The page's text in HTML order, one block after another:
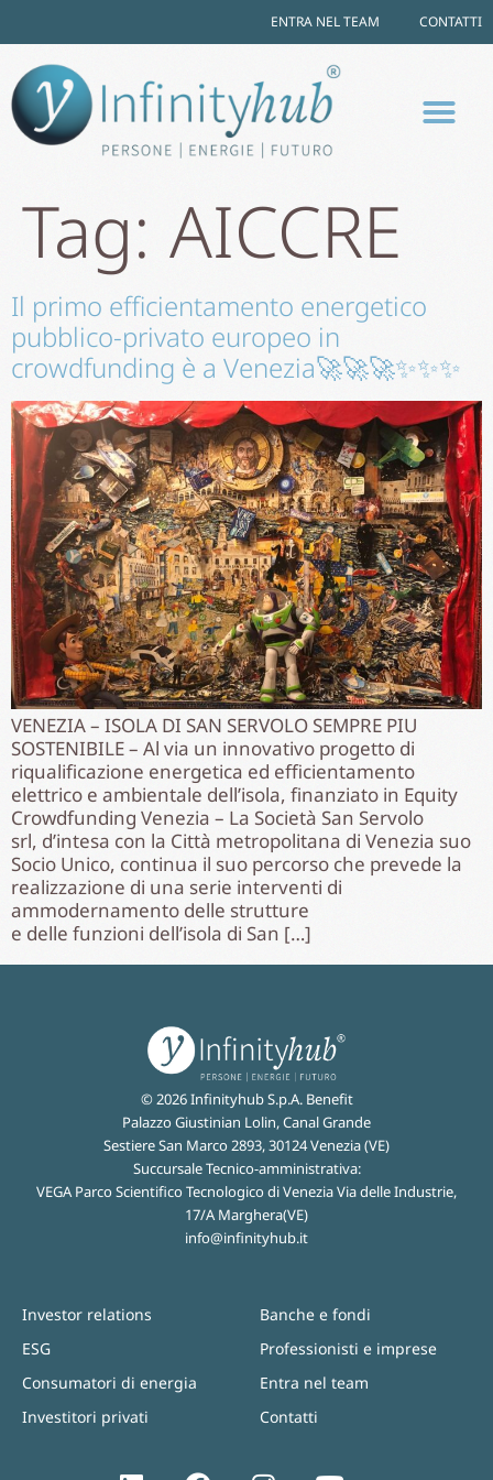
ENTRA NEL TEAM CONTATTI
Tag: AICCRE
Il primo efficientamento energetico
pubblico-privato europeo in
crowdfunding è a Venezia🚀🚀🚀✨✨✨
VENEZIA – ISOLA DI SAN SERVOLO SEMPRE PIU
SOSTENIBILE – Al via un innovativo progetto di
riqualificazione energetica ed efficientamento
elettrico e ambientale dell’isola, finanziato in Equity
Crowdfunding Venezia – La Società San Servolo
srl, d’intesa con la Città metropolitana di Venezia suo
Socio Unico, continua il suo percorso che prevede la
realizzazione di una serie interventi di
ammodernamento delle strutture
e delle funzioni dell’isola di San […]
© 2026 Infinityhub S.p.A. Benefit
Palazzo Giustinian Lolin, Canal Grande
Sestiere San Marco 2893, 30124 Venezia (VE)
Succursale Tecnico-amministrativa:
VEGA Parco Scientifico Tecnologico di Venezia Via delle Industrie,
17/A Marghera(VE)
info@infinityhub.it
Investor relations
ESG
Consumatori di energia
Investitori privati
Banche e fondi
Professionisti e imprese
Entra nel team
Contatti